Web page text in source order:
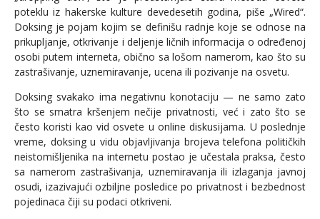
poteklu iz hakerske kulture devedesetih godina, piše „Wired“.
Doksing je pojam kojim se definišu radnje koje se odnose na
prikupljanje, otkrivanje i deljenje ličnih informacija o određenoj
osobi putem interneta, obično sa lošom namerom, kao što su
zastrašivanje, uznemiravanje, ucena ili pozivanje na osvetu.
Doksing svakako ima negativnu konotaciju — ne samo zato
što se smatra kršenjem nečije privatnosti, već i zato što se
često koristi kao vid osvete u online diskusijama. U poslednje
vreme, doksing u vidu objavljivanja brojeva telefona političkih
neistomišljenika na internetu postao je učestala praksa, često
sa namerom zastrašivanja, uznemiravanja ili izlaganja javnoj
osudi, izazivajući ozbiljne posledice po privatnost i bezbednost
pojedinaca čiji su podaci otkriveni.